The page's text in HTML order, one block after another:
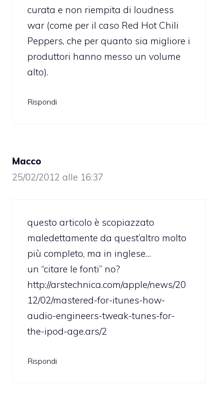
curata e non riempita di loudness
war (come per il caso Red Hot Chili
Peppers, che per quanto sia migliore i
produttori hanno messo un volume
alto).
Rispondi
Macco
25/02/2012 alle 16:37
questo articolo è scopiazzato
maledettamente da quest’altro molto
più completo, ma in inglese…
un “citare le fonti” no?
http://arstechnica.com/apple/news/20
12/02/mastered-for-itunes-how-
audio-engineers-tweak-tunes-for-
the-ipod-age.ars/2
Rispondi